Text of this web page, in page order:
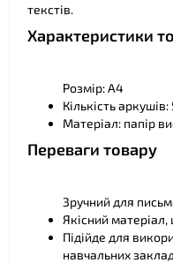
текстів.
Характеристики
Розмір: А4
Кількість аркушів:
Матеріал: папір
Переваги товару
Зручний для
Якісний матеріал,
Підійде для
навчальних